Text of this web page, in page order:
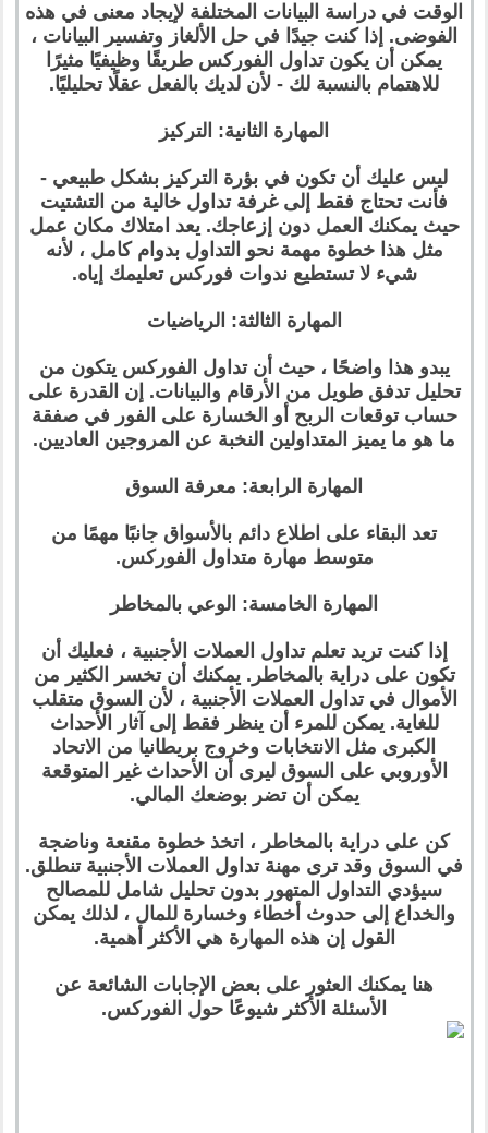
الوقت في دراسة البيانات المختلفة لإيجاد معنى في هذه
الفوضى. إذا كنت جيدًا في حل الألغاز وتفسير البيانات ،
يمكن أن يكون تداول الفوركس طريقًا وظيفيًا مثيرًا
للاهتمام بالنسبة لك - لأن لديك بالفعل عقلًا تحليليًا.
المهارة الثانية: التركيز
ليس عليك أن تكون في بؤرة التركيز بشكل طبيعي -
فأنت تحتاج فقط إلى غرفة تداول خالية من التشتيت
حيث يمكنك العمل دون إزعاجك. يعد امتلاك مكان عمل
مثل هذا خطوة مهمة نحو التداول بدوام كامل ، لأنه
شيء لا تستطيع ندوات فوركس تعليمك إياه.
المهارة الثالثة: الرياضيات
يبدو هذا واضحًا ، حيث أن تداول الفوركس يتكون من
تحليل تدفق طويل من الأرقام والبيانات. إن القدرة على
حساب توقعات الربح أو الخسارة على الفور في صفقة
ما هو ما يميز المتداولين النخبة عن المروجين العاديين.
المهارة الرابعة: معرفة السوق
تعد البقاء على اطلاع دائم بالأسواق جانبًا مهمًا من
متوسط ​​مهارة متداول الفوركس.
المهارة الخامسة: الوعي بالمخاطر
إذا كنت تريد تعلم تداول العملات الأجنبية ، فعليك أن
تكون على دراية بالمخاطر. يمكنك أن تخسر الكثير من
الأموال في تداول العملات الأجنبية ، لأن السوق متقلب
للغاية. يمكن للمرء أن ينظر فقط إلى آثار الأحداث
الكبرى مثل الانتخابات وخروج بريطانيا من الاتحاد
الأوروبي على السوق ليرى أن الأحداث غير المتوقعة
يمكن أن تضر بوضعك المالي.
كن على دراية بالمخاطر ، اتخذ خطوة مقنعة وناضجة
في السوق وقد ترى مهنة تداول العملات الأجنبية تنطلق.
سيؤدي التداول المتهور بدون تحليل شامل للمصالح
والخداع إلى حدوث أخطاء وخسارة للمال ، لذلك يمكن
القول إن هذه المهارة هي الأكثر أهمية.
هنا يمكنك العثور على بعض الإجابات الشائعة عن
الأسئلة الأكثر شيوعًا حول الفوركس.